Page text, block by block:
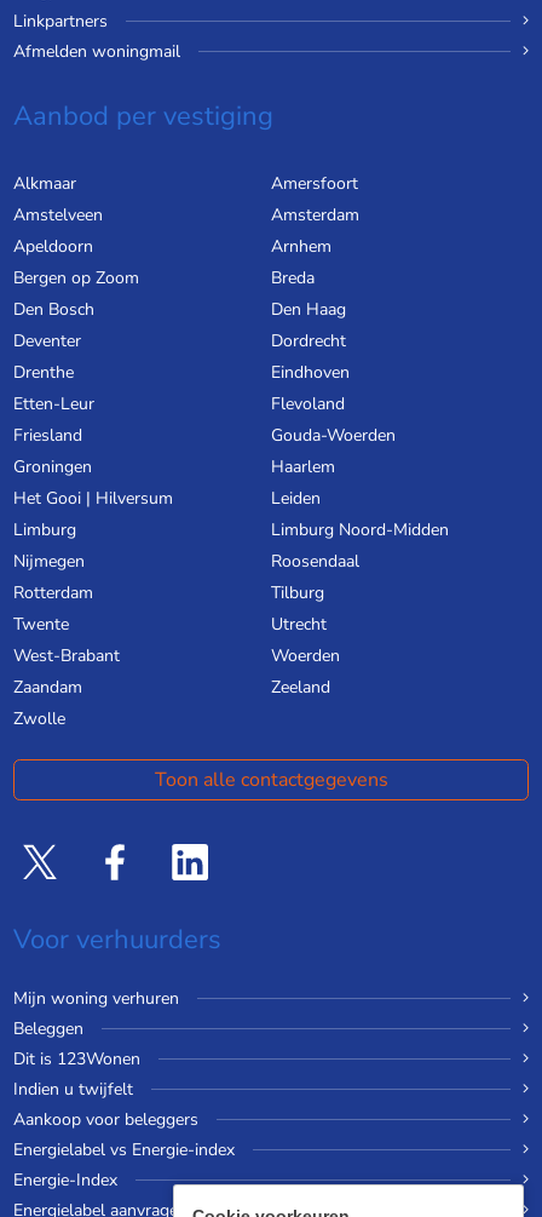
Linkpartners
Afmelden woningmail
Aanbod per vestiging
Alkmaar
Amersfoort
Amstelveen
Amsterdam
Apeldoorn
Arnhem
Bergen op Zoom
Breda
Den Bosch
Den Haag
Deventer
Dordrecht
Drenthe
Eindhoven
Etten-Leur
Flevoland
Friesland
Gouda-Woerden
Groningen
Haarlem
Het Gooi | Hilversum
Leiden
Limburg
Limburg Noord-Midden
Nijmegen
Roosendaal
Rotterdam
Tilburg
Twente
Utrecht
West-Brabant
Woerden
Zaandam
Zeeland
Zwolle
Toon alle contactgegevens
Voor verhuurders
Mijn woning verhuren
Beleggen
Dit is 123Wonen
Indien u twijfelt
Aankoop voor beleggers
Energielabel vs Energie-index
Energie-Index
Energielabel aanvragen